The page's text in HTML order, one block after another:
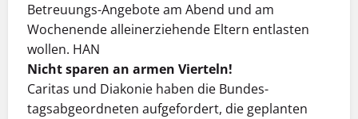
Betreuungs-Angebote am Abend und am
Wochenende alleinerziehende Eltern entlasten
wollen. HAN
Nicht sparen an armen Vierteln!
Caritas und Diakonie haben die Bundes­
tagsabgeordneten aufgefordert, die geplanten